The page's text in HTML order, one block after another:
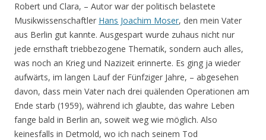
Robert und Clara, – Autor war der politisch belastete
Musikwissenschaftler Hans Joachim Moser, den mein Vater
aus Berlin gut kannte. Ausgespart wurde zuhaus nicht nur
jede ernsthaft triebbezogene Thematik, sondern auch alles,
was noch an Krieg und Nazizeit erinnerte. Es ging ja wieder
aufwärts, im langen Lauf der Fünfziger Jahre, – abgesehen
davon, dass mein Vater nach drei quälenden Operationen am
Ende starb (1959), während ich glaubte, das wahre Leben
fange bald in Berlin an, soweit weg wie möglich. Also
keinesfalls in Detmold, wo ich nach seinem Tod